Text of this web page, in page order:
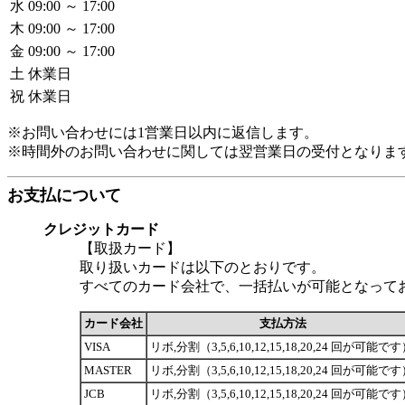
水 09:00 ～ 17:00
木 09:00 ～ 17:00
金 09:00 ～ 17:00
土 休業日
祝 休業日
※お問い合わせには1営業日以内に返信します。
※時間外のお問い合わせに関しては翌営業日の受付となりま
お支払について
クレジットカード
【取扱カード】
取り扱いカードは以下のとおりです。
すべてのカード会社で、一括払いが可能となって
カード会社
支払方法
VISA
リボ,分割（3,5,6,10,12,15,18,20,24 回が可能です
MASTER
リボ,分割（3,5,6,10,12,15,18,20,24 回が可能です
JCB
リボ,分割（3,5,6,10,12,15,18,20,24 回が可能です